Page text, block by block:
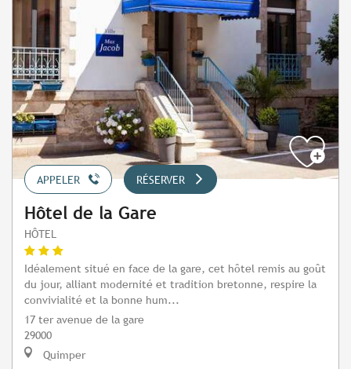
APPELER RÉSERVER
Hôtel de la Gare
HÔTEL
Idéalement situé en face de la gare, cet hôtel remis au goût
du jour, alliant modernité et tradition bretonne, respire la
convivialité et la bonne hum...
17 ter avenue de la gare
29000
Quimper